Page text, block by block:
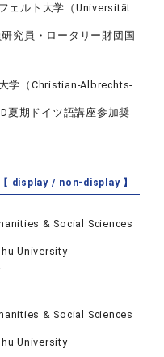
ェルト大学（Universität
究員・ロータリー財団国
学（Christian-Albrechts-
夏期ドイツ語講座参加奨
【 display / non-display】
& Social Sciences
University
& Social Sciences
University